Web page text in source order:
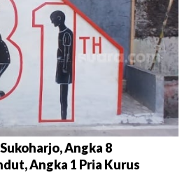
Angka 8
Angka 1 Pria Kurus